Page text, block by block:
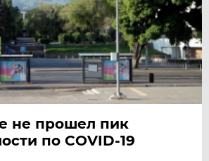
не прошел пик
по COVID-19